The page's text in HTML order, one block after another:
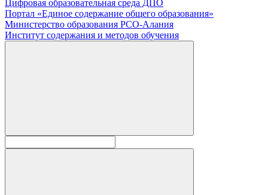
Цифровая образовательная среда ДПО
Портал «Единое содержание общего образования»
Министерство образования РСО-Алания
Институт содержания и методов обучения